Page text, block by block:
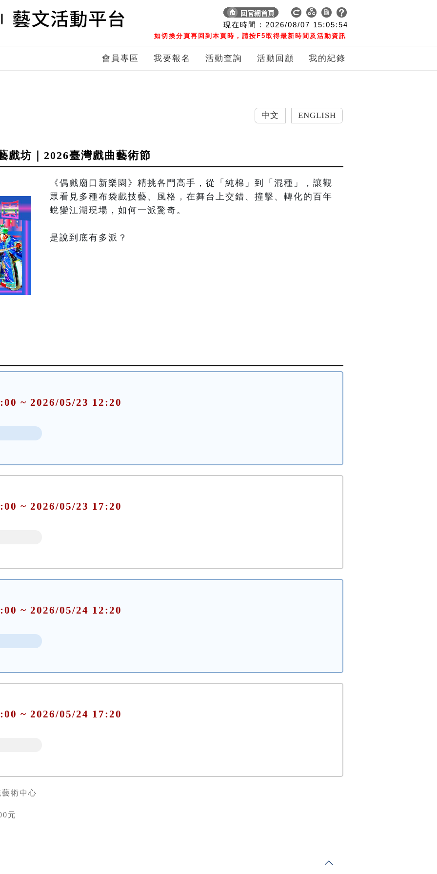
現在時間 : 2026/08/07 15:05:54
如切換分頁再回到本頁時，請按F5取得最新時間及活動資訊
會員專區 我要報名 活動查詢 活動回顧 我的紀錄
ENGLISH
戲坊｜2026臺灣戲曲藝術節
《偶戲廟口新樂園》精挑各門高手，從「純棉」到「混種」，讓觀
眾看見多種布袋戲技藝、風格，在舞台上交錯、撞擊、轉化的百年
蛻變江湖現場，如何一派驚奇。
~ 2026/05/23 12:20
~ 2026/05/23 17:20
~ 2026/05/24 12:20
~ 2026/05/24 17:20
術中心
元